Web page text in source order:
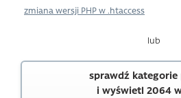
zmiana wersji PHP w .htaccess
lub
sprawdź kategorie
i wyświetl 2064